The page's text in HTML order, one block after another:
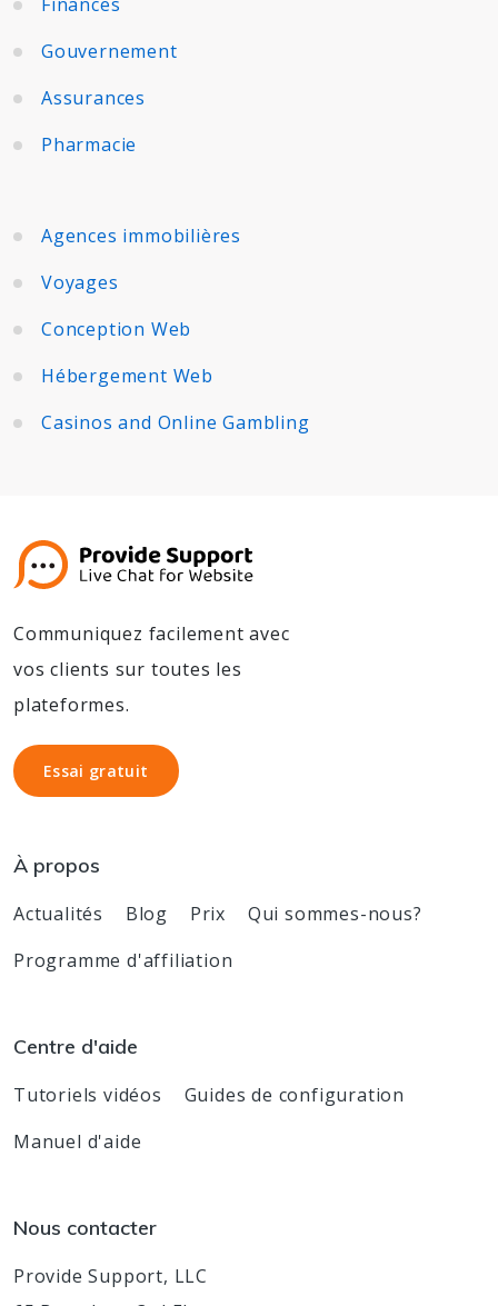
Gouvernement
Assurances
Pharmacie
Agences immobilières
Voyages
Conception Web
Hébergement Web
Casinos and Online Gambling
Communiquez facilement avec
vos clients sur toutes les
plateformes.
Essai gratuit
Essai gratuit
À propos
Actualités Blog Prix
Qui sommes-nous?
Programme d'affiliation
Centre d'aide
Tutoriels vidéos
Guides de configuration
Manuel d'aide
Nous contacter
Provide Support, LLC